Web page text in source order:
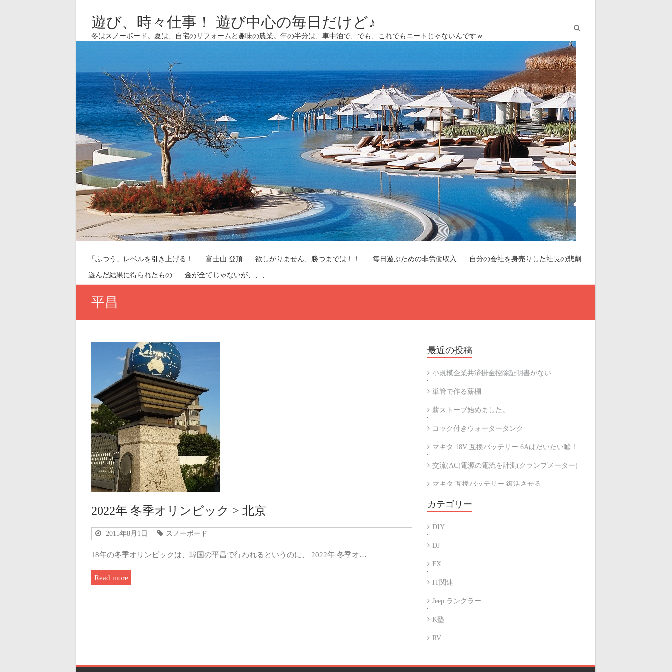
遊び、時々仕事！ 遊び中心の毎日だけど♪
冬はスノーボード。夏は、自宅のリフォームと趣味の農業。年の半分は、車中泊で、でも、これでもニートじゃないんですｗ
「ふつう」レベルを引き上げる！ 富士山 登頂 欲しがりません、勝つまでは！！ 毎日遊ぶための非労働収入 自分の会社を身売りした社長の悲劇
遊んだ結果に得られたもの 金が全てじゃないが、、、
平昌
2022年 冬季オリンピック > 北京
2015年8月1日 スノーボード
18年の冬季オリンピックは、韓国の平昌で行われるというのに、 2022年 冬季オ…
Read more
最近の投稿
小規模企業共済掛金控除証明書がない
単管で作る薪棚
薪ストーブ始めました。
コック付きウォータータンク
マキタ 18V 互換バッテリー 6Aはだいたい嘘！
交流(AC)電源の電流を計測(クランプメーター)
マキタ 互換バッテリー 復活させる
マキタ 互換バッテリーが充電できない
カテゴリー
DIY
DJ
FX
IT関連
Jeep ラングラー
K塾
RV